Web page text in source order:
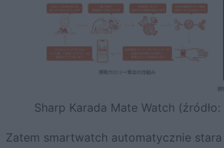
Sharp Karada Mate Watch (źródło:
Zatem smartwatch automatycznie